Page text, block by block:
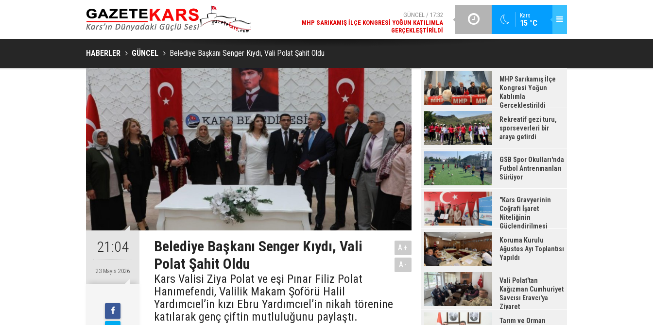
Kars
15 °C
GÜNCEL / 17:08
REKREATIF GEZI TURU, SPORSEVERLERI BIR ARAYA GETIRDI
GSB SPOR OKULLARI'NDA FUTBOL ANTRENMANLARI SÜRÜYOR
HABERLER GÜNCEL ​Belediye Başkanı Senger Kıydı, Vali Polat Şahit Oldu
21:04
23 Mayıs 2026
​Belediye Başkanı Senger Kıydı, Vali
Polat Şahit Oldu
Kars Valisi Ziya Polat ve eşi Pınar Filiz Polat
Hanımefendi, Valilik Makam Şoförü Halil
Yardımcıel’in kızı Ebru Yardımcıel’in nikah törenine
katılarak genç çiftin mutluluğunu paylaştı.
A+
A-
MHP Sarıkamış İlçe
Kongresi Yoğun
Katılımla
Gerçekleştirildi
Rekreatif gezi turu,
sporseverleri bir
araya getirdi
GSB Spor Okulları'nda
Futbol Antrenmanları
Sürüyor
"Kars Gravyerinin
Coğrafi İşaret
Niteliğinin
Güçlendirilmesi
Projesi"
Koruma Kurulu
Ağustos Ayı Toplantısı
Yapıldı
Vali Polat'tan
Kağızman Cumhuriyet
Savcısı Eravcı'ya
Ziyaret
Tarım ve Orman